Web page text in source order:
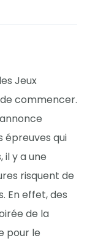
Jeux
commencer.
qui
il y a une
risquent de
En effet, des
de la
pour le